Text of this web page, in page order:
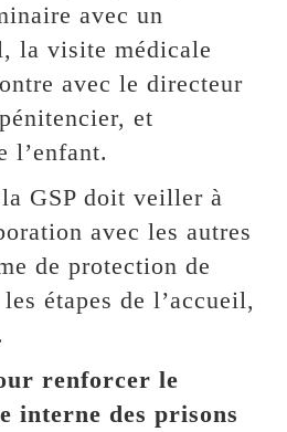
avec un
la visite médicale
avec le directeur
et
l’enfant.
GSP doit veiller à
avec les autres
de protection de
étapes de l’accueil,
renforcer le
interne des prisons